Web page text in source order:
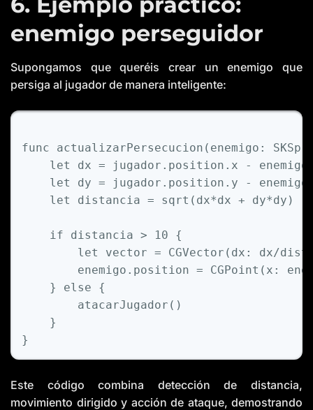
enemigo perseguidor
Supongamos que queréis crear un enemigo que
persiga al jugador de manera inteligente:
func actualizarPersecucion ( enemigo :
let
dx = jugador.position.x -
let
dy = jugador.position.y -
let
distancia = sqrt(dx*dx + dy*dy)
if distancia > 10 {
let
vector = CGVector (dx: dx/
        enemigo.position
= CGPoint (x:
    }
else {
        atacarJugador()
    }
Este código combina detección de distancia,
movimiento dirigido y acción de ataque, demostrando